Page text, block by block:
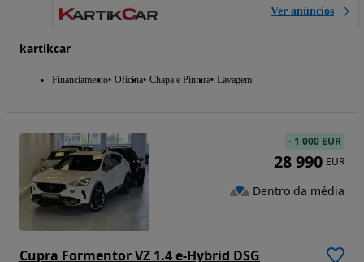
Ver anúncios
kartikcar
Financiamento Oficina Chapa e Pintura Lavagem
Cupra Formentor VZ 1.4 e-Hybrid DSG
- 1 000 EUR
28 990 EUR
Dentro da média